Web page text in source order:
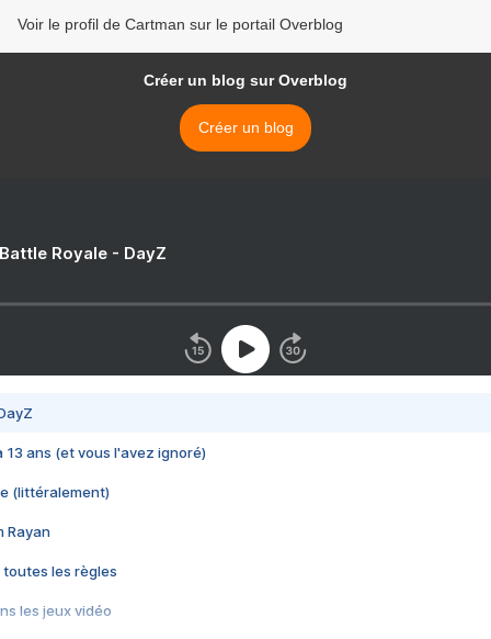
Voir le profil de Cartman sur le portail Overblog
Créer un blog sur Overblog
Créer un blog
Royale - DayZ
13 ans (et vous l'avez ignoré)
(littéralement)
Rayan
toutes les règles
les jeux vidéo